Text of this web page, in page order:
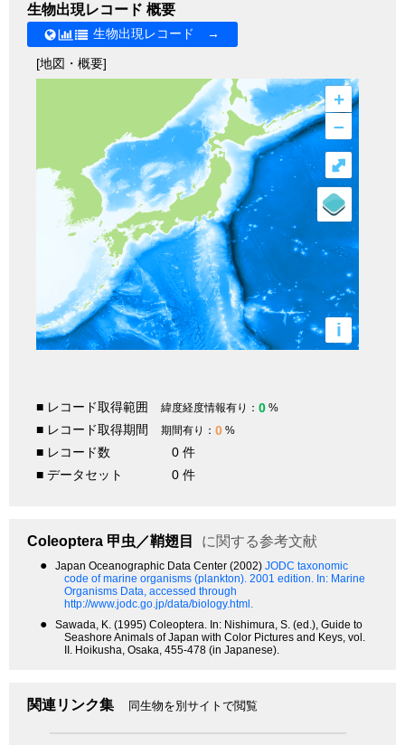
生物出現レコード 概要
生物出現レコード →
[地図・概要]
+
–
i
⤢
■ レコード取得範囲 緯度経度情報有り： 0 %
■ レコード取得期間 期間有り： 0 %
■ レコード数
0 件
■ データセット
0 件
Coleoptera 甲虫／鞘翅目 に関する参考文献
● Japan Oceanographic Data Center (2002) JODC taxonomic
code of marine organisms (plankton). 2001 edition. In: Marine
Organisms Data, accessed through
http://www.jodc.go.jp/data/biology.html.
●
Sawada, K. (1995) Coleoptera. In: Nishimura, S. (ed.), Guide to
Seashore Animals of Japan with Color Pictures and Keys, vol.
II. Hoikusha, Osaka, 455-478 (in Japanese).
関連リンク集 同生物を別サイトで閲覧